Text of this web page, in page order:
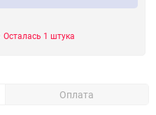
Осталась 1 штука
Оплата